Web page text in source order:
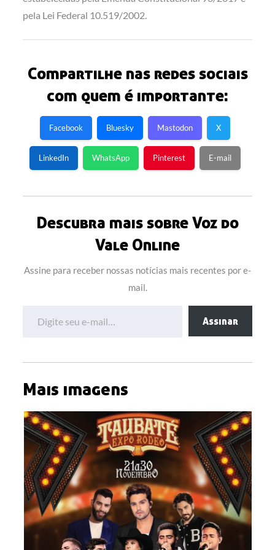
pela Lei Federal 10.519/2002.
Compartilhe nas redes sociais
com quem é importante:
Facebook Bluesky Mastodon X
LinkedIn WhatsApp Pinterest E-mail
Descubra mais sobre Voz do
Vale Online
Assine para receber nossas notícias mais recentes por e-
mail.
Assinar
Mais imagens